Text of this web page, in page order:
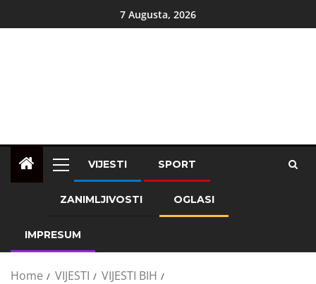
7 Augusta, 2026
VIJESTI SPORT
ZANIMLJIVOSTI OGLASI
IMPRESUM
Home VIJESTI
VIJESTI BIH